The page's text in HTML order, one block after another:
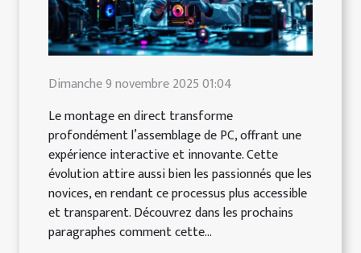
Dimanche 9 novembre 2025 01:04
Le montage en direct transforme
profondément l’assemblage de PC, offrant une
expérience interactive et innovante. Cette
évolution attire aussi bien les passionnés que les
novices, en rendant ce processus plus accessible
et transparent. Découvrez dans les prochains
paragraphes comment cette...